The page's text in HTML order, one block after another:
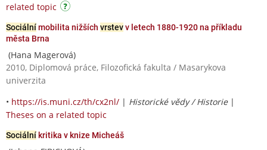
related topic
Sociálnímobilita nižších vrstevv letech 1880-1920 na příkladu
města Brna
(Hana Magerová)
2010, Diplomová práce, Filozofická fakulta / Masarykova
univerzita
• https://is.muni.cz/th/cx2nl/ | Historické vědy / Historie|
Theses on a related topic
Sociální kritika v knize Micheáš